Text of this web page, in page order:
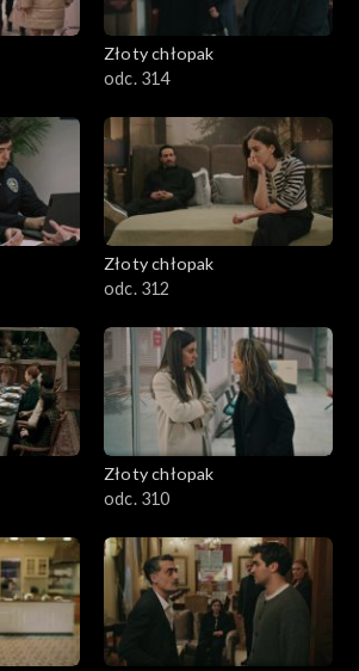
Złoty chłopak
odc. 314
Złoty chłopak
odc. 312
Złoty chłopak
odc. 310